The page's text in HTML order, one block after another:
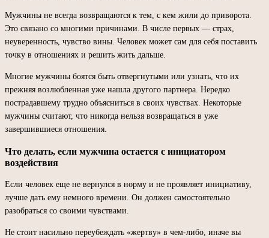
Мужчины не всегда возвращаются к тем, с кем жили до приворота.
Это связано со многими причинами. В числе первых — страх,
неуверенность, чувство вины. Человек может сам для себя поставить
точку в отношениях и решить жить дальше.
Многие мужчины боятся быть отвергнутыми или узнать, что их
прежняя возлюбленная уже нашла другого партнера. Нередко
пострадавшему трудно объясниться в своих чувствах. Некоторые
мужчины считают, что никогда нельзя возвращаться в уже
завершившиеся отношения.
Что делать, если мужчина остается с инициатором
воздействия
Если человек еще не вернулся в норму и не проявляет инициативу,
лучше дать ему немного времени. Он должен самостоятельно
разобраться со своими чувствами.
Не стоит насильно переубеждать «жертву» в чем-либо, иначе вы